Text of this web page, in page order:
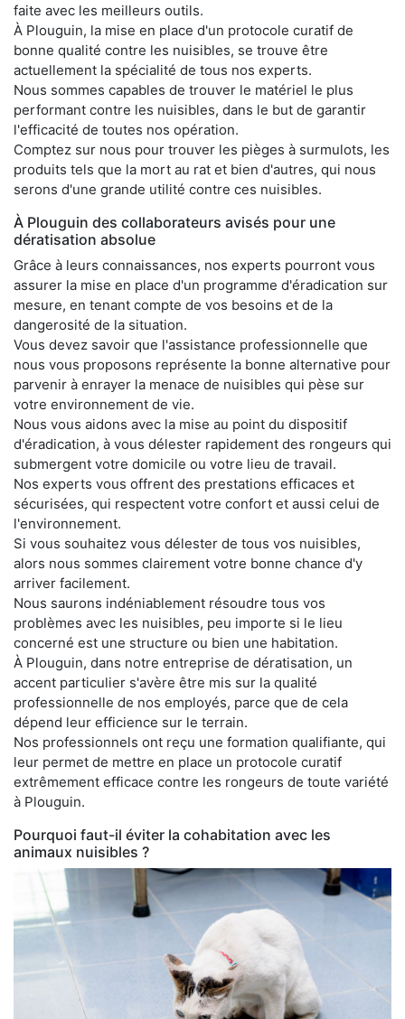
faite avec les meilleurs outils.
À Plouguin, la mise en place d'un protocole curatif de
bonne qualité contre les nuisibles, se trouve être
actuellement la spécialité de tous nos experts.
Nous sommes capables de trouver le matériel le plus
performant contre les nuisibles, dans le but de garantir
l'efficacité de toutes nos opération.
Comptez sur nous pour trouver les pièges à surmulots, les
produits tels que la mort au rat et bien d'autres, qui nous
serons d'une grande utilité contre ces nuisibles.
À Plouguin des collaborateurs avisés pour une
dératisation absolue
Grâce à leurs connaissances, nos experts pourront vous
assurer la mise en place d'un programme d'éradication sur
mesure, en tenant compte de vos besoins et de la
dangerosité de la situation.
Vous devez savoir que l'assistance professionnelle que
nous vous proposons représente la bonne alternative pour
parvenir à enrayer la menace de nuisibles qui pèse sur
votre environnement de vie.
Nous vous aidons avec la mise au point du dispositif
d'éradication, à vous délester rapidement des rongeurs qui
submergent votre domicile ou votre lieu de travail.
Nos experts vous offrent des prestations efficaces et
sécurisées, qui respectent votre confort et aussi celui de
l'environnement.
Si vous souhaitez vous délester de tous vos nuisibles,
alors nous sommes clairement votre bonne chance d'y
arriver facilement.
Nous saurons indéniablement résoudre tous vos
problèmes avec les nuisibles, peu importe si le lieu
concerné est une structure ou bien une habitation.
À Plouguin, dans notre entreprise de dératisation, un
accent particulier s'avère être mis sur la qualité
professionnelle de nos employés, parce que de cela
dépend leur efficience sur le terrain.
Nos professionnels ont reçu une formation qualifiante, qui
leur permet de mettre en place un protocole curatif
extrêmement efficace contre les rongeurs de toute variété
à Plouguin.
Pourquoi faut-il éviter la cohabitation avec les
animaux nuisibles ?